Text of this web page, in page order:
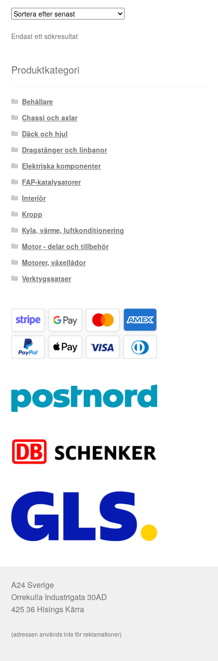
Endast ett sökresultat
Produktkategori
Behållare
Chassi och axlar
Däck och hjul
Dragstänger och linbanor
Elektriska komponenter
FAP-katalysatorer
Interiör
Kropp
Kyla, värme, luftkonditionering
Motor - delar och tillbehör
Motorer, växellådor
Verktygssatser
A24 Sverige
Orrekulla Industrigata 30AD
425 36 Hisings Kärra
(adressen används inte för reklamationer)